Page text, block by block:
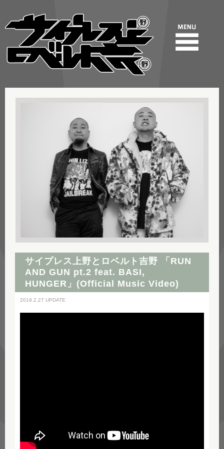
サイプレス上野とロベルト吉野 「RUN
AND GUN pt.2 feat. BASI,
HUNGER」(Official Music Video)
2019.2.27 UPDATE